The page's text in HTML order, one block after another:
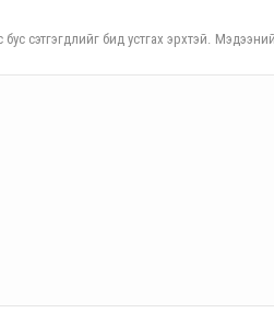
сэтгэгдлийг бид устгах эрхтэй.